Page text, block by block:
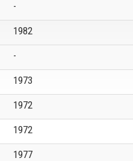
-
1982
-
1973
1972
1972
1977